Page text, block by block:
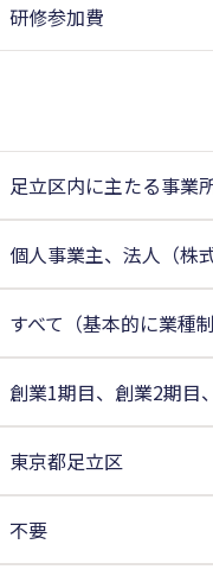
研修参加費
足立区内に主たる事業
個人事業主、法人（株
すべて（基本的に業種
創業1期目、創業2期目
東京都足立区
不要